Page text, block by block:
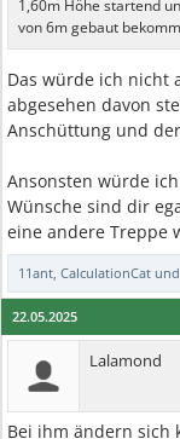
1,60m Höhe startend
von 6m gebaut
Das würde ich nicht
abgesehen davon
Anschüttung und
Ansonsten würde
Wünsche sind dir
eine andere Treppe
11ant, CalculationCat und
22.05.2025
Lalamond
Bei ihm ändern sich